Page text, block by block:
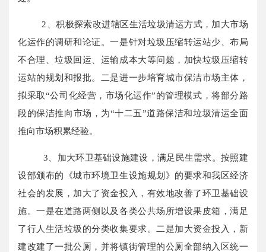
2、积极探索改进辖区生活垃圾清运方式，加大市场
化运作的调研和论证。一是针对垃圾压缩转运站少、布局
不合理、垃圾回运、运输成本大等问题，加快垃圾压缩转
运站的规划和报批。二是进一步培育城市保洁市场主体，
拟采取“公司化经营，市场化运作”的管理模式，将部分路
段的保洁推向市场，为“十二五”道路保洁和垃圾清运全面
推向市场积累经验。
3、加大环卫基础设施建设，满足民生需求。按照建
设部颁布的《城市环境卫生设施规划》的要求和我区经济
社会的发展，加大了资金投入，有效地改善了环卫基础设
施。一是在道路两侧以及各类公共场所增设果皮箱，满足
了行人生活垃圾的分类收集要求。二是加大资金投入，新
建改建了一批公厕，并将镇街管理的公厕全部纳入区统一